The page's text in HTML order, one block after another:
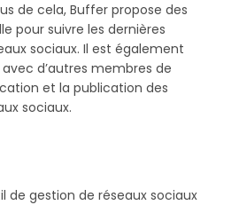
de cela, Buffer propose des
pour suivre les dernières
sociaux. Il est également
d’autres membres de
et la publication des
sociaux.
de gestion de réseaux sociaux